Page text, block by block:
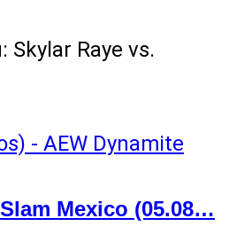
Skylar Raye vs.
Mexico (05.08…